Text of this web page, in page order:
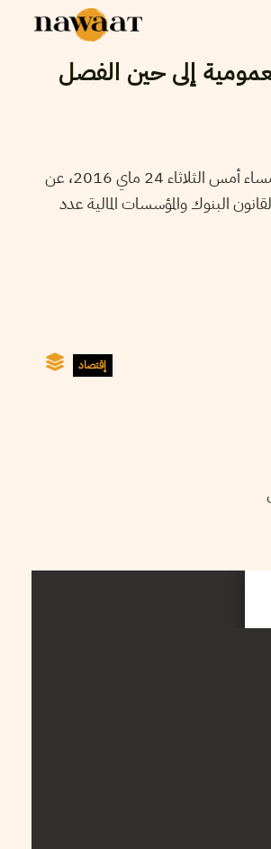
إلى حين الفصل
أعلنت الهيئة الوقتية لمراقبة دستورية مشاريع القوانين مساء أمس الثلاثاء 24 ماي 2016، عن
البنوك والمؤسسات المالية عدد
إقتصاد